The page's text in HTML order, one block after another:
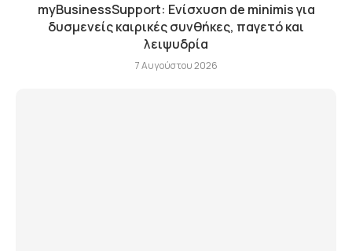
myBusinessSupport: Ενίσχυση de minimis για
δυσμενείς καιρικές συνθήκες, παγετό και
λειψυδρία
7 Αυγούστου 2026